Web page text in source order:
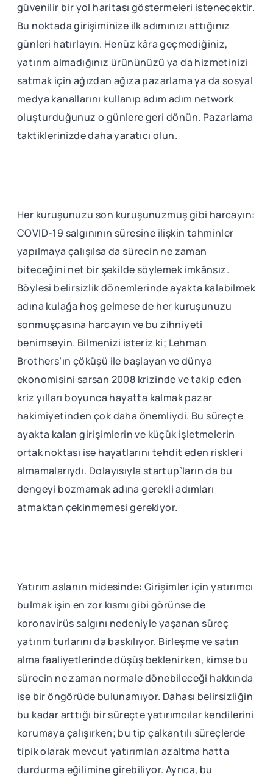
güvenilir bir yol haritası göstermeleri istenecektir.
Bu noktada girişiminize ilk adımınızı attığınız
günleri hatırlayın. Henüz kâra geçmediğiniz,
yatırım almadığınız ürününüzü ya da hizmetinizi
satmak için ağızdan ağıza pazarlama ya da sosyal
medya kanallarını kullanıp adım adım network
oluşturduğunuz o günlere geri dönün. Pazarlama
taktiklerinizde daha yaratıcı olun.
Her kuruşunuzu son kuruşunuzmuş gibi harcayın:
COVID-19 salgınının süresine ilişkin tahminler
yapılmaya çalışılsa da sürecin ne zaman
biteceğini net bir şekilde söylemek imkânsız.
Böylesi belirsizlik dönemlerinde ayakta kalabilmek
adına kulağa hoş gelmese de her kuruşunuzu
sonmuşçasına harcayın ve bu zihniyeti
benimseyin. Bilmenizi isteriz ki; Lehman
Brothers’ın çöküşü ile başlayan ve dünya
ekonomisini sarsan 2008 krizinde ve takip eden
kriz yılları boyunca hayatta kalmak pazar
hakimiyetinden çok daha önemliydi. Bu süreçte
ayakta kalan girişimlerin ve küçük işletmelerin
ortak noktası ise hayatlarını tehdit eden riskleri
almamalarıydı. Dolayısıyla startup’ların da bu
dengeyi bozmamak adına gerekli adımları
atmaktan çekinmemesi gerekiyor.
Yatırım aslanın midesinde: Girişimler için yatırımcı
bulmak işin en zor kısmı gibi görünse de
koronavirüs salgını nedeniyle yaşanan süreç
yatırım turlarını da baskılıyor. Birleşme ve satın
alma faaliyetlerinde düşüş beklenirken, kimse bu
sürecin ne zaman normale dönebileceği hakkında
ise bir öngörüde bulunamıyor. Dahası belirsizliğin
bu kadar arttığı bir süreçte yatırımcılar kendilerini
korumaya çalışırken; bu tip çalkantılı süreçlerde
tipik olarak mevcut yatırımları azaltma hatta
durdurma eğilimine girebiliyor. Ayrıca, bu